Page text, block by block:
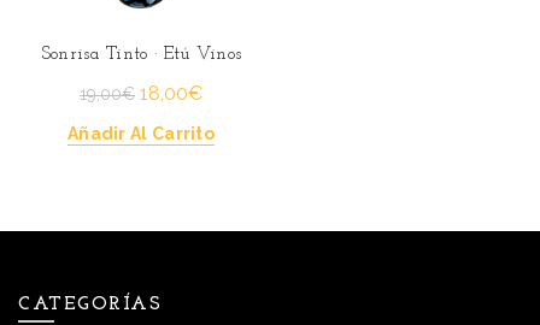
Sonrisa Tinto · Etú Vinos
19,00€ El
precio
original
18,00€El
actual
Añadir Al Carrito
CATEGORÍAS